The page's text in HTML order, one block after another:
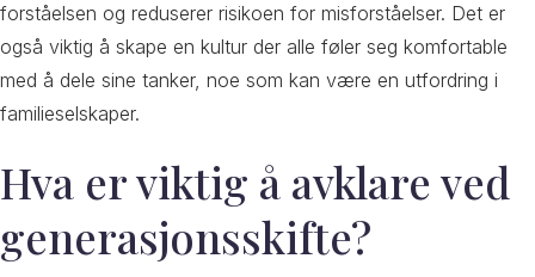
forståelsen og reduserer risikoen for misforståelser. Det er
også viktig å skape en kultur der alle føler seg komfortable
med å dele sine tanker, noe som kan være en utfordring i
familieselskaper.
Hva er viktig å avklare ved
generasjonsskifte?